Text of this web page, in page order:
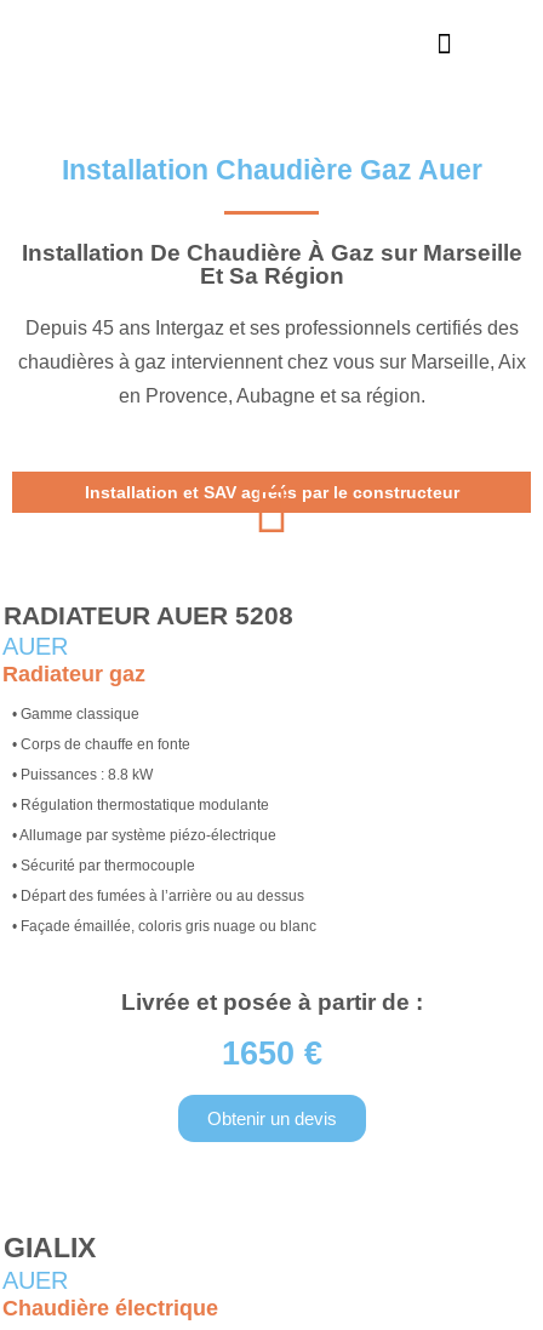
Installation Chaudière Gaz Auer
Installation De Chaudière À Gaz sur Marseille
Et Sa Région
Depuis 45 ans Intergaz et ses professionnels certifiés des
chaudières à gaz interviennent chez vous sur Marseille, Aix
en Provence, Aubagne et sa région.
Installation et SAV agréés par le constructeur
RADIATEUR AUER 5208
AUER
Radiateur gaz
• Gamme classique
• Corps de chauffe en fonte
• Puissances : 8.8 kW
• Régulation thermostatique modulante
• Allumage par système piézo-électrique
• Sécurité par thermocouple
• Départ des fumées à l’arrière ou au dessus
• Façade émaillée, coloris gris nuage ou blanc
Livrée et posée à partir de :
1650 €
Obtenir un devis
GIALIX
AUER
Chaudière électrique